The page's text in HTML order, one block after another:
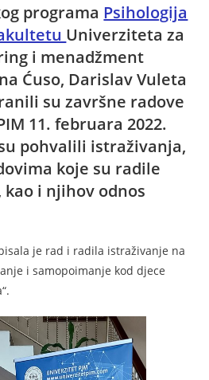
programa Psihologija
Univerziteta za
i menadžment
Ćuso, Darislav Vuleta
su završne radove
11. februara 2022.
pohvalili istraživanja,
koje su radile
kao i njihov odnos
je rad i radila istraživanje na
i samopoimanje kod djece